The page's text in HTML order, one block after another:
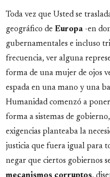
Toda vez que Usted se
geográfico de Europa -en
gubernamentales e incluso
frecuencia, ver alguna
forma de una mujer de ojos
espada en una mano y una
Humanidad comenzó a
forma a sistemas de
exigencias planteaba la
justicia que fuera igual para
negar que ciertos gobiernos